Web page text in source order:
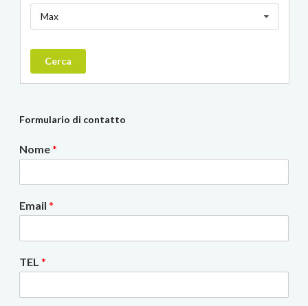
Max
Cerca
Formulario di contatto
Nome*
Email *
TEL *